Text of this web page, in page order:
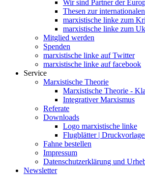
Wir sind Partner der
Thesen zur
marxistische linke zum
marxistische linke zum
Mitglied werden
Spenden
marxistische linke auf Twitter
marxistische linke auf facebook
Service
Marxistische Theorie
Marxistische Theorie -
Integrativer Marxismus
Referate
Downloads
Logo marxistische linke
Flugblätter |
Fahne bestellen
Impressum
Datenschutzerklärung und
Newsletter